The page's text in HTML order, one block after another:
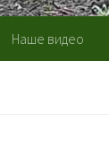
Наше видео